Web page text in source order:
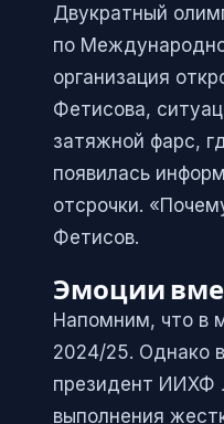
Двукратный
по
организация
Фетисова,
затяжной фарс,
появилась
отсрочки.
Фетисов.
Эмоции
Напомним, что в
2024/25. Однако
президент ИИХФ
выполнения